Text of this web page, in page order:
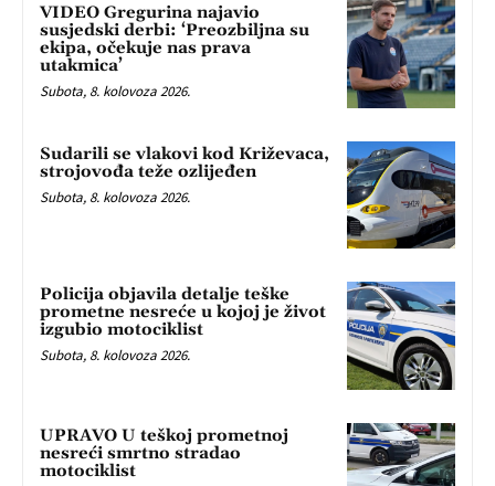
VIDEO Gregurina najavio
susjedski derbi: ‘Preozbiljna su
ekipa, očekuje nas prava
utakmica’
Subota, 8. kolovoza 2026.
Sudarili se vlakovi kod Križevaca,
strojovođa teže ozlijeđen
Subota, 8. kolovoza 2026.
Policija objavila detalje teške
prometne nesreće u kojoj je život
izgubio motociklist
Subota, 8. kolovoza 2026.
UPRAVO U teškoj prometnoj
nesreći smrtno stradao
motociklist